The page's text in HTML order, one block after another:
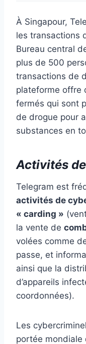
À Singapour,
les transactions
Bureau central
plus de 500
transactions de
plateforme offre
fermés qui sont
de drogue pour
substances en
Activités
Telegram est
activités de
« carding »
la vente de
volées comme
passe, et
ainsi que la
d’appareils
coordonnées).
Les
portée mondiale